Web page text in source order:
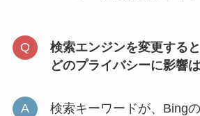
検索エンジンを変更する
どのプライバシーに影響
検索キーワードが、Bing